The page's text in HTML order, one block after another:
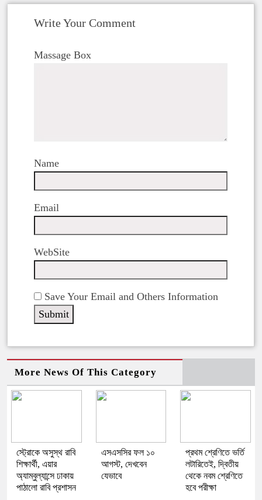
Write Your Comment
Massage Box
Name
Email
WebSite
Save Your Email and Others Information
More News Of This Category
স্ট্রোকে অসুস্থ রাবি
শিক্ষার্থী, এয়ার
অ্যাম্বুল্যান্সে ঢাকায়
পাঠালো রাবি প্রশাসন
এসএসসির ফল ১০
আগস্ট, দেখবেন
যেভাবে
প্রথম শ্রেণিতে ভর্তি
লটারিতেই, দ্বিতীয়
থেকে নবম শ্রেণিতে
হবে পরীক্ষা